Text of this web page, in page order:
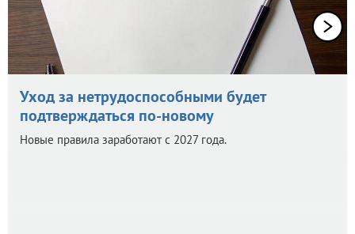
Уход за нетрудоспособными будет
подтверждаться по-новому
Новые правила заработают с 2027 года.